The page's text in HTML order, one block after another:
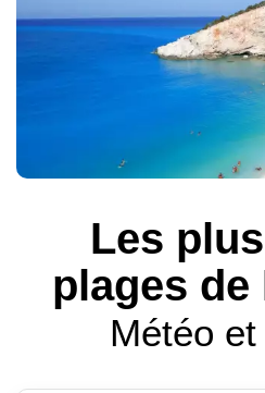
Les
plages de
Météo